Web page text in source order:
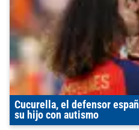
Cucurella, el defensor
su hijo con autismo